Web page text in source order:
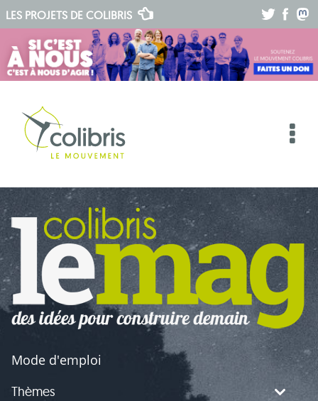
LES PROJETS DE COLIBRIS
Mode d'emploi
Thèmes